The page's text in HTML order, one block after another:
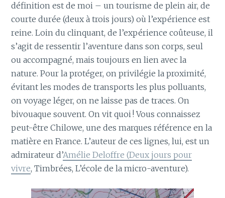
définition est de moi – un tourisme de plein air, de
courte durée (deux à trois jours) où l’expérience est
reine. Loin du clinquant, de l’expérience coûteuse, il
s’agit de ressentir l’aventure dans son corps, seul
ou accompagné, mais toujours en lien avec la
nature. Pour la protéger, on privilégie la proximité,
évitant les modes de transports les plus polluants,
on voyage léger, on ne laisse pas de traces. On
bivouaque souvent. On vit quoi ! Vous connaissez
peut-être Chilowe, une des marques référence en la
matière en France. L’auteur de ces lignes, lui, est un
admirateur d’Amélie Deloffre (Deux jours pour
vivre, Timbrées, L’école de la micro-aventure).